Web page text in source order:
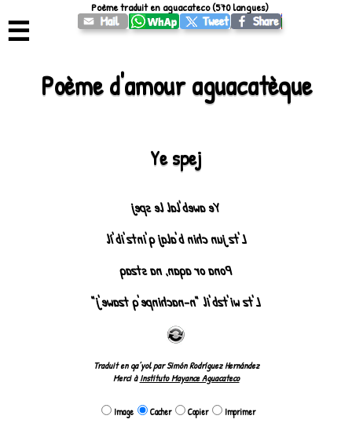
☰
Poème d'amour aguacatèque
Ye spej
Ye aweb'lal le spej
L'tz jun chin b'alaj q'intz'ib'ìl
Pona or aqan, na stzaq
L'tz wi'tzb'il "n-nachinpe'q tzawe'j"
Traduit en qa’yol par Simón Rodríguez Hernández
Merci àInstituto Mayance Aguacateco
Image Cacher Copier Imprimer
Poème traduit en aguacateco (570 langues)